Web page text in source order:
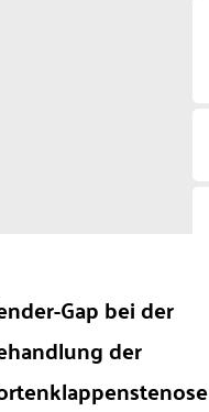
Gap bei der
der